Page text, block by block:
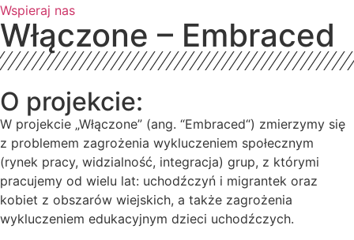
Wspieraj nas
Włączone – Embraced
O projekcie:
W projekcie „Włączone” (ang. “Embraced“) zmierzymy się
z problemem zagrożenia wykluczeniem społecznym
(rynek pracy, widzialność, integracja) grup, z którymi
pracujemy od wielu lat: uchodźczyń i migrantek oraz
kobiet z obszarów wiejskich, a także zagrożenia
wykluczeniem edukacyjnym dzieci uchodźczych.